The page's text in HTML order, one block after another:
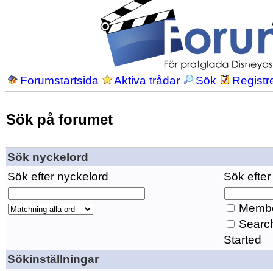
Forumstartsida Aktiva trådar Sök
Sök på forumet
Sök nyckelord
Sök efter nyckelord
Sök
Started
Sökinställningar